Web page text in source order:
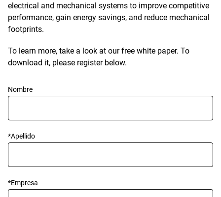
electrical and mechanical systems to improve competitive
performance, gain energy savings, and reduce mechanical
footprints.
To learn more, take a look at our free white paper. To
download it, please register below.
Nombre
*Apellido
*Empresa